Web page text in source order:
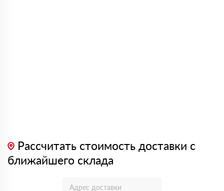
Рассчитать стоимость доставки с
ближайшего склада